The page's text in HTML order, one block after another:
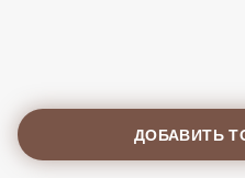
ДОБАВИТЬ